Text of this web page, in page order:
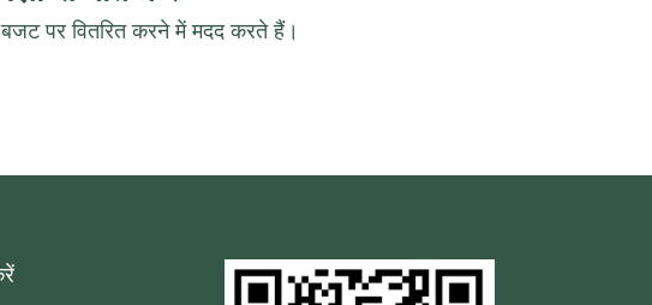
पर वितरित करने में मदद करते हैं।